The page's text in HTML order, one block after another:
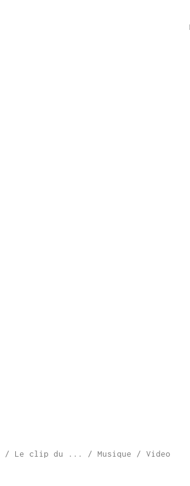
/ Le clip du ... / Musique / Video